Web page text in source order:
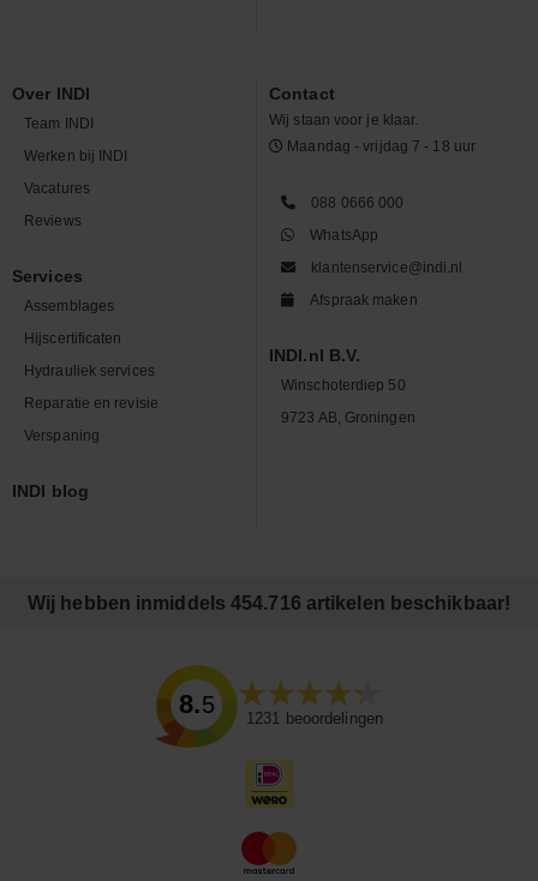
Over INDI
Team INDI
Werken bij INDI
Vacatures
Reviews
Services
Assemblages
Hijscertificaten
Hydrauliek services
Reparatie en revisie
Verspaning
INDI blog
Contact
Wij staan voor je klaar.
Maandag - vrijdag 7 - 18 uur
088 0666 000
WhatsApp
klantenservice@indi.nl
Afspraak maken
INDI.nl B.V.
Winschoterdiep 50
9723 AB, Groningen
Wij hebben inmiddels 454.716 artikelen beschikbaar!
8.5
1231 beoordelingen